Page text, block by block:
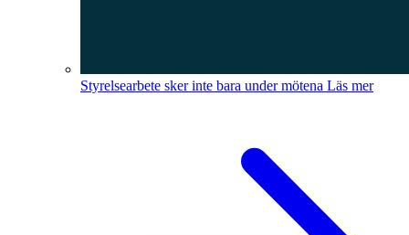
Styrelsearbete sker inte bara under mötena Läs mer